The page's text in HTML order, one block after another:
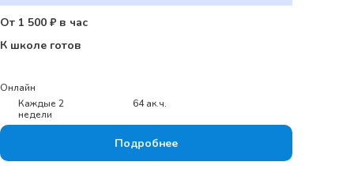
Подробнее
64 ак.ч.
Каждые 2
недели
Онлайн
От 1 500 ₽ в час
К школе готов